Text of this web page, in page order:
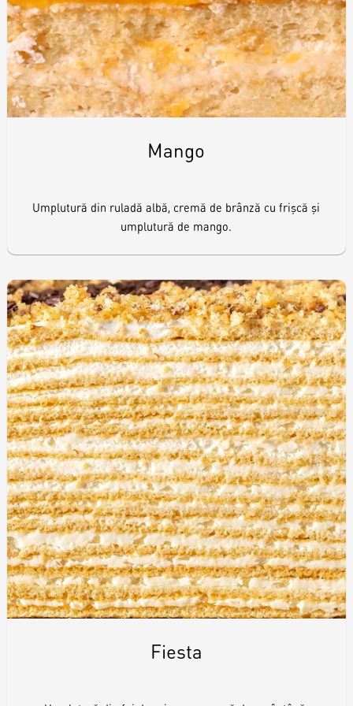
Biscuiți personalizați
Plăcinte
Amami - Zero Zahǎr
Accesorii/Party
Toppere
Lumânări
Mango
Umplutură din ruladă albă, cremă de brânză cu frişcă şi
umplutură de mango.
Fiesta